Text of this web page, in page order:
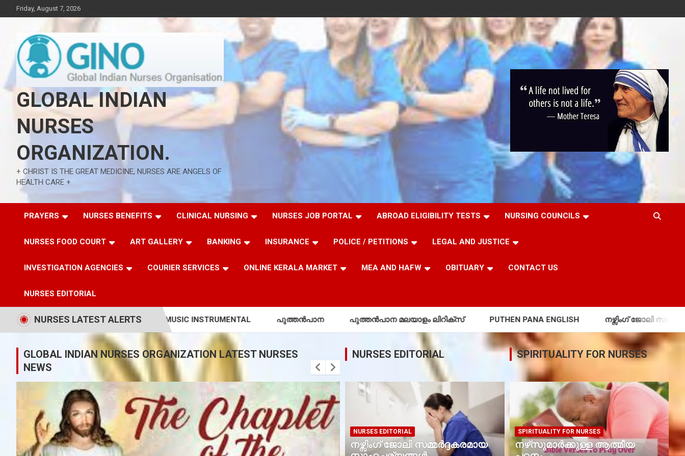
to
Friday, August 7, 2026
GLOBAL INDIAN
NURSES
ORGANIZATION.
+ CHRIST IS THE GREAT MEDICINE, NURSES ARE ANGELS OF
HEALTH CARE +
PRAYERS NURSES BENEFITS CLINICAL NURSING NURSES JOB PORTAL ABROAD ELIGIBILITY TESTS NURSING COUNCILS
NURSES FOOD COURT ART GALLERY BANKING INSURANCE POLICE / PETITIONS LEGAL AND JUSTICE
INVESTIGATION AGENCIES COURIER SERVICES ONLINE KERALA MARKET MEA AND HAFW OBITUARY CONTACT US
NURSES EDITORIAL
NURSES LATEST ALERTS
SONGS THROUGH MUSIC INSTRUMENTAL പുത്തൻപാന പുത്തൻപാന മലയാളം ലിറിക്‌സ് PUTHEN PANA ENGLISH നഴ്സിംഗ് ജോലി സമ്മർദ്ദകരമായ
GLOBAL INDIAN NURSES ORGANIZATION LATEST NURSES
NEWS
NURSES EDITORIAL
NURSES EDITORIAL
നഴ്സിംഗ് ജോലി സമ്മർദ്ദകരമായ
SPIRITUALITY FOR NURSES
SPIRITUALITY FOR NURSES
നഴ്‌സുമാർക്കുള്ള ആത്മീയ